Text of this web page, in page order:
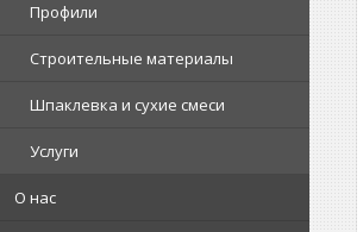
Профили
Строительные материалы
Шпаклевка и сухие смеси
Услуги
О нас